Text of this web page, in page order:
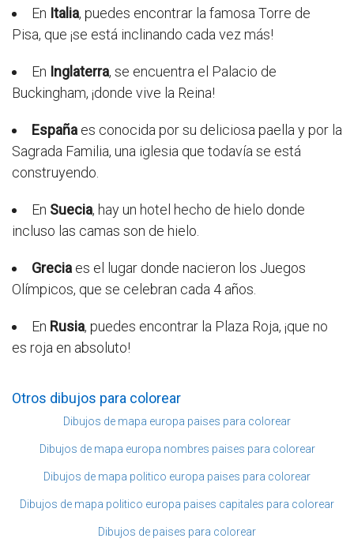
En Italia, puedes encontrar la famosa Torre de
Pisa, que ¡se está inclinando cada vez más!
En Inglaterra, se encuentra el Palacio de
Buckingham, ¡donde vive la Reina!
España es conocida por su deliciosa paella y por la
Sagrada Familia, una iglesia que todavía se está
construyendo.
En Suecia, hay un hotel hecho de hielo donde
incluso las camas son de hielo.
Grecia es el lugar donde nacieron los Juegos
Olímpicos, que se celebran cada 4 años.
En Rusia, puedes encontrar la Plaza Roja, ¡que no
es roja en absoluto!
Otros dibujos para colorear
Dibujos de mapa europa paises para colorear
Dibujos de mapa europa nombres paises para colorear
Dibujos de mapa politico europa paises para colorear
Dibujos de mapa politico europa paises capitales para colorear
Dibujos de paises para colorear